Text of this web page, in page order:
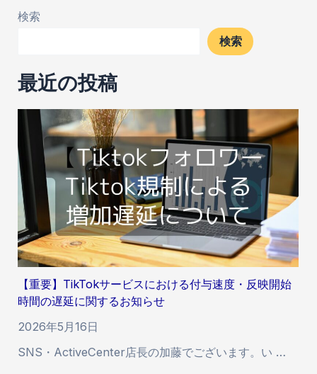
ー
ョ
ン
検索
検索
最近の投稿
【重要】TikTokサービスにおける付与速度・反映開始
時間の遅延に関するお知らせ
2026年5月16日
SNS・ActiveCenter店長の加藤でございます。い …